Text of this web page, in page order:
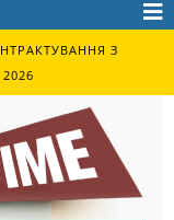
З